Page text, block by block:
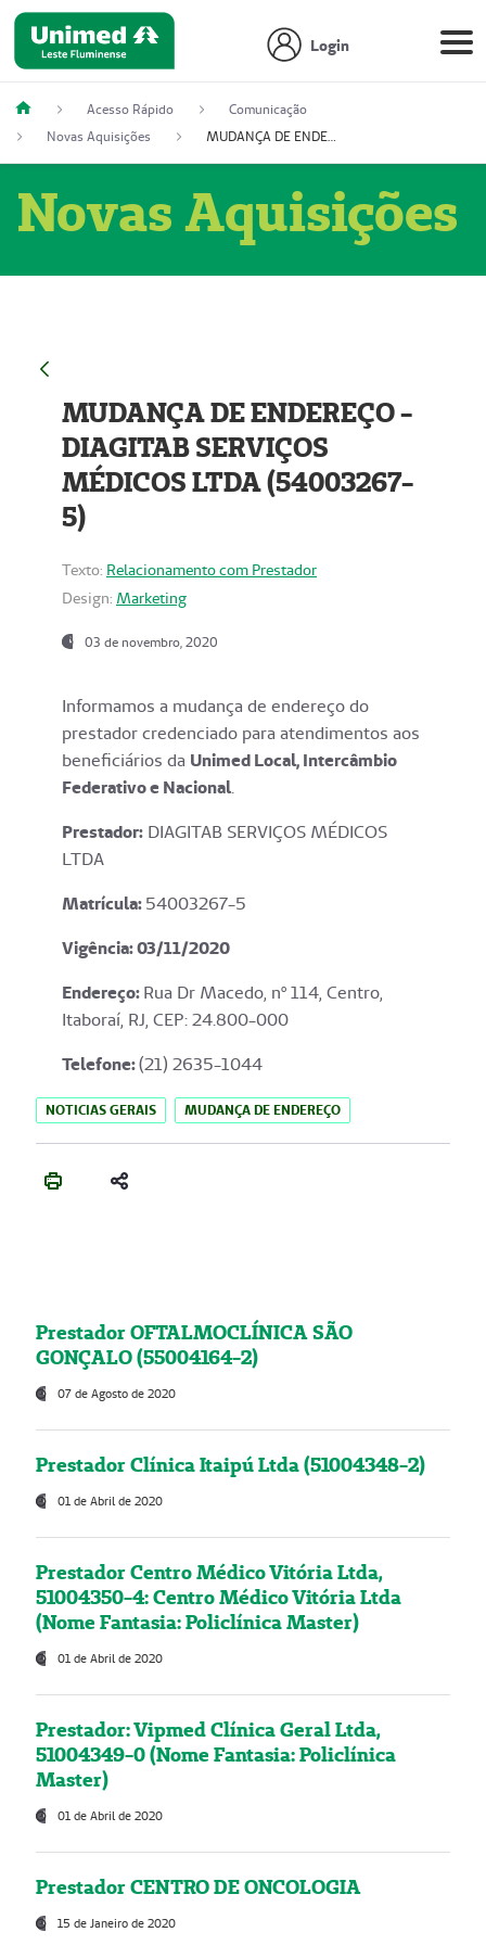
Login
Acesso Rápido
Comunicação
Novas Aquisições
MUDANÇA DE ENDEREÇO - DIAGITAB SERVIÇOS MÉDICOS LTDA (54003267-5)
Novas Aquisições
MUDANÇA DE ENDEREÇO -
DIAGITAB SERVIÇOS
MÉDICOS LTDA (54003267-
5)
Texto: Relacionamento com Prestador
Design: Marketing
03 de novembro, 2020
Informamos a mudança de endereço do
prestador credenciado para atendimentos aos
beneficiários da Unimed Local, Intercâmbio
Federativo e Nacional.
Prestador: DIAGITAB SERVIÇOS MÉDICOS
LTDA
Matrícula:54003267-5
Vigência: 03/11/2020
Endereço:Rua Dr Macedo, nº 114, Centro,
Itaboraí, RJ, CEP: 24.800-000
Telefone:(21) 2635-1044
NOTICIAS GERAIS MUDANÇA DE ENDEREÇO
Prestador OFTALMOCLÍNICA SÃO
GONÇALO (55004164-2)
07 de Agosto de 2020
Prestador Clínica Itaipú Ltda (51004348-2)
01 de Abril de 2020
Prestador Centro Médico Vitória Ltda,
51004350-4: Centro Médico Vitória Ltda
(Nome Fantasia: Policlínica Master)
01 de Abril de 2020
Prestador: Vipmed Clínica Geral Ltda,
51004349-0 (Nome Fantasia: Policlínica
Master)
01 de Abril de 2020
Prestador CENTRO DE ONCOLOGIA
15 de Janeiro de 2020